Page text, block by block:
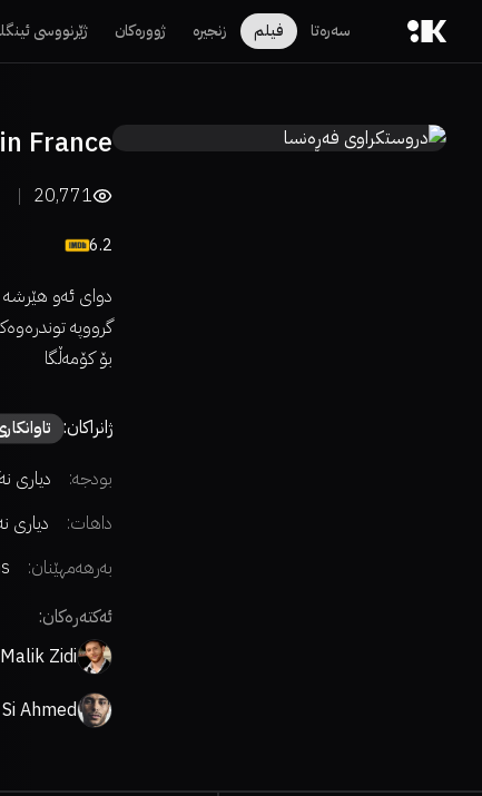
سەرەتا فیلم زنجیرە ژوورەکان ژێرنووسی
France
20,771
6.2
دوای ئەو هێرشە
گرووپە
بۆ کۆمەڵگا
ژانراکان:
بودجە: دیاری
داهات:
دیاری
بەرهەمهێنان:
ئەکتەرەکان:
Malik Zidi
Ahmed